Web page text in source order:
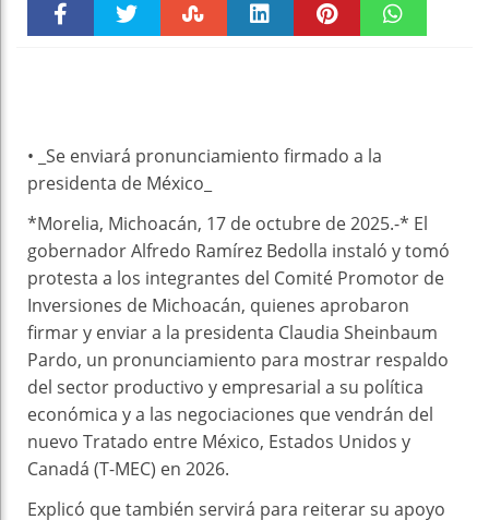
• _Se enviará pronunciamiento firmado a la
presidenta de México_
*Morelia, Michoacán, 17 de octubre de 2025.-* El
gobernador Alfredo Ramírez Bedolla instaló y tomó
protesta a los integrantes del Comité Promotor de
Inversiones de Michoacán, quienes aprobaron
firmar y enviar a la presidenta Claudia Sheinbaum
Pardo, un pronunciamiento para mostrar respaldo
del sector productivo y empresarial a su política
económica y a las negociaciones que vendrán del
nuevo Tratado entre México, Estados Unidos y
Canadá (T-MEC) en 2026.
Explicó que también servirá para reiterar su apoyo